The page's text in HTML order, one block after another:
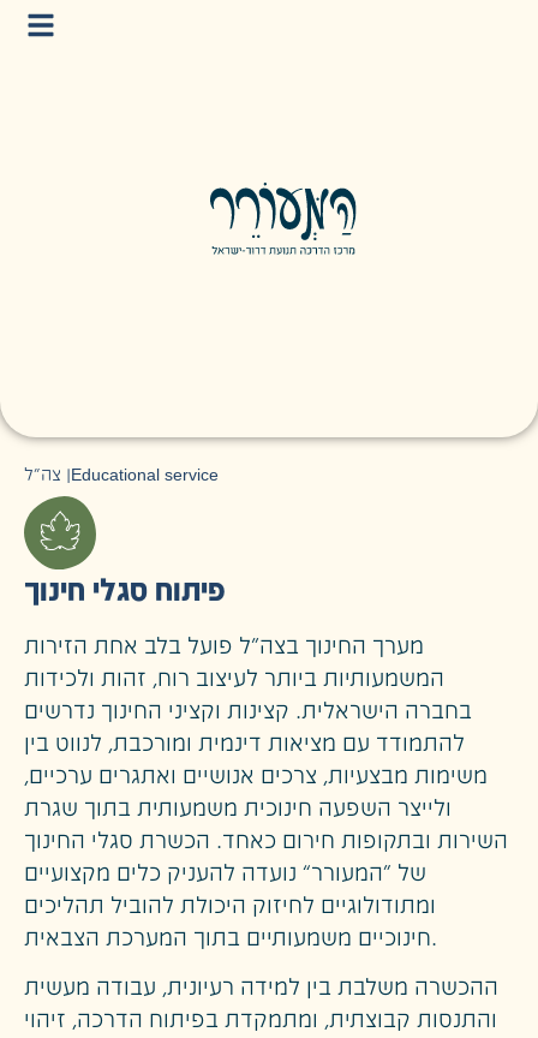
צה״ל Educational service
פיתוח סגלי חינוך
מערך החינוך בצה״ל פועל בלב אחת הזירות
המשמעותיות ביותר לעיצוב רוח, זהות ולכידות
בחברה הישראלית. קצינות וקציני החינוך נדרשים
להתמודד עם מציאות דינמית ומורכבת, לנווט בין
משימות מבצעיות, צרכים אנושיים ואתגרים ערכיים,
ולייצר השפעה חינוכית משמעותית בתוך שגרת
השירות ובתקופות חירום כאחד. הכשרת סגלי החינוך
של “המעורר” נועדה להעניק כלים מקצועיים
ומתודולוגיים לחיזוק היכולת להוביל תהליכים
חינוכיים משמעותיים בתוך המערכת הצבאית.
ההכשרה משלבת בין למידה רעיונית, עבודה מעשית
והתנסות קבוצתית, ומתמקדת בפיתוח הדרכה, זיהוי